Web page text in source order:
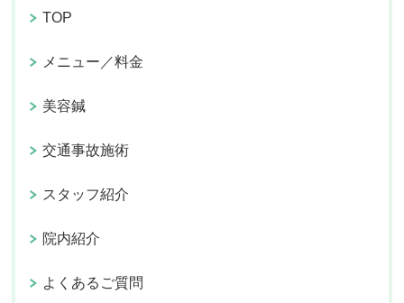
TOP
メニュー／料金
美容鍼
交通事故施術
スタッフ紹介
院内紹介
よくあるご質問